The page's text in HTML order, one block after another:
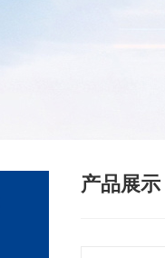
产品展示